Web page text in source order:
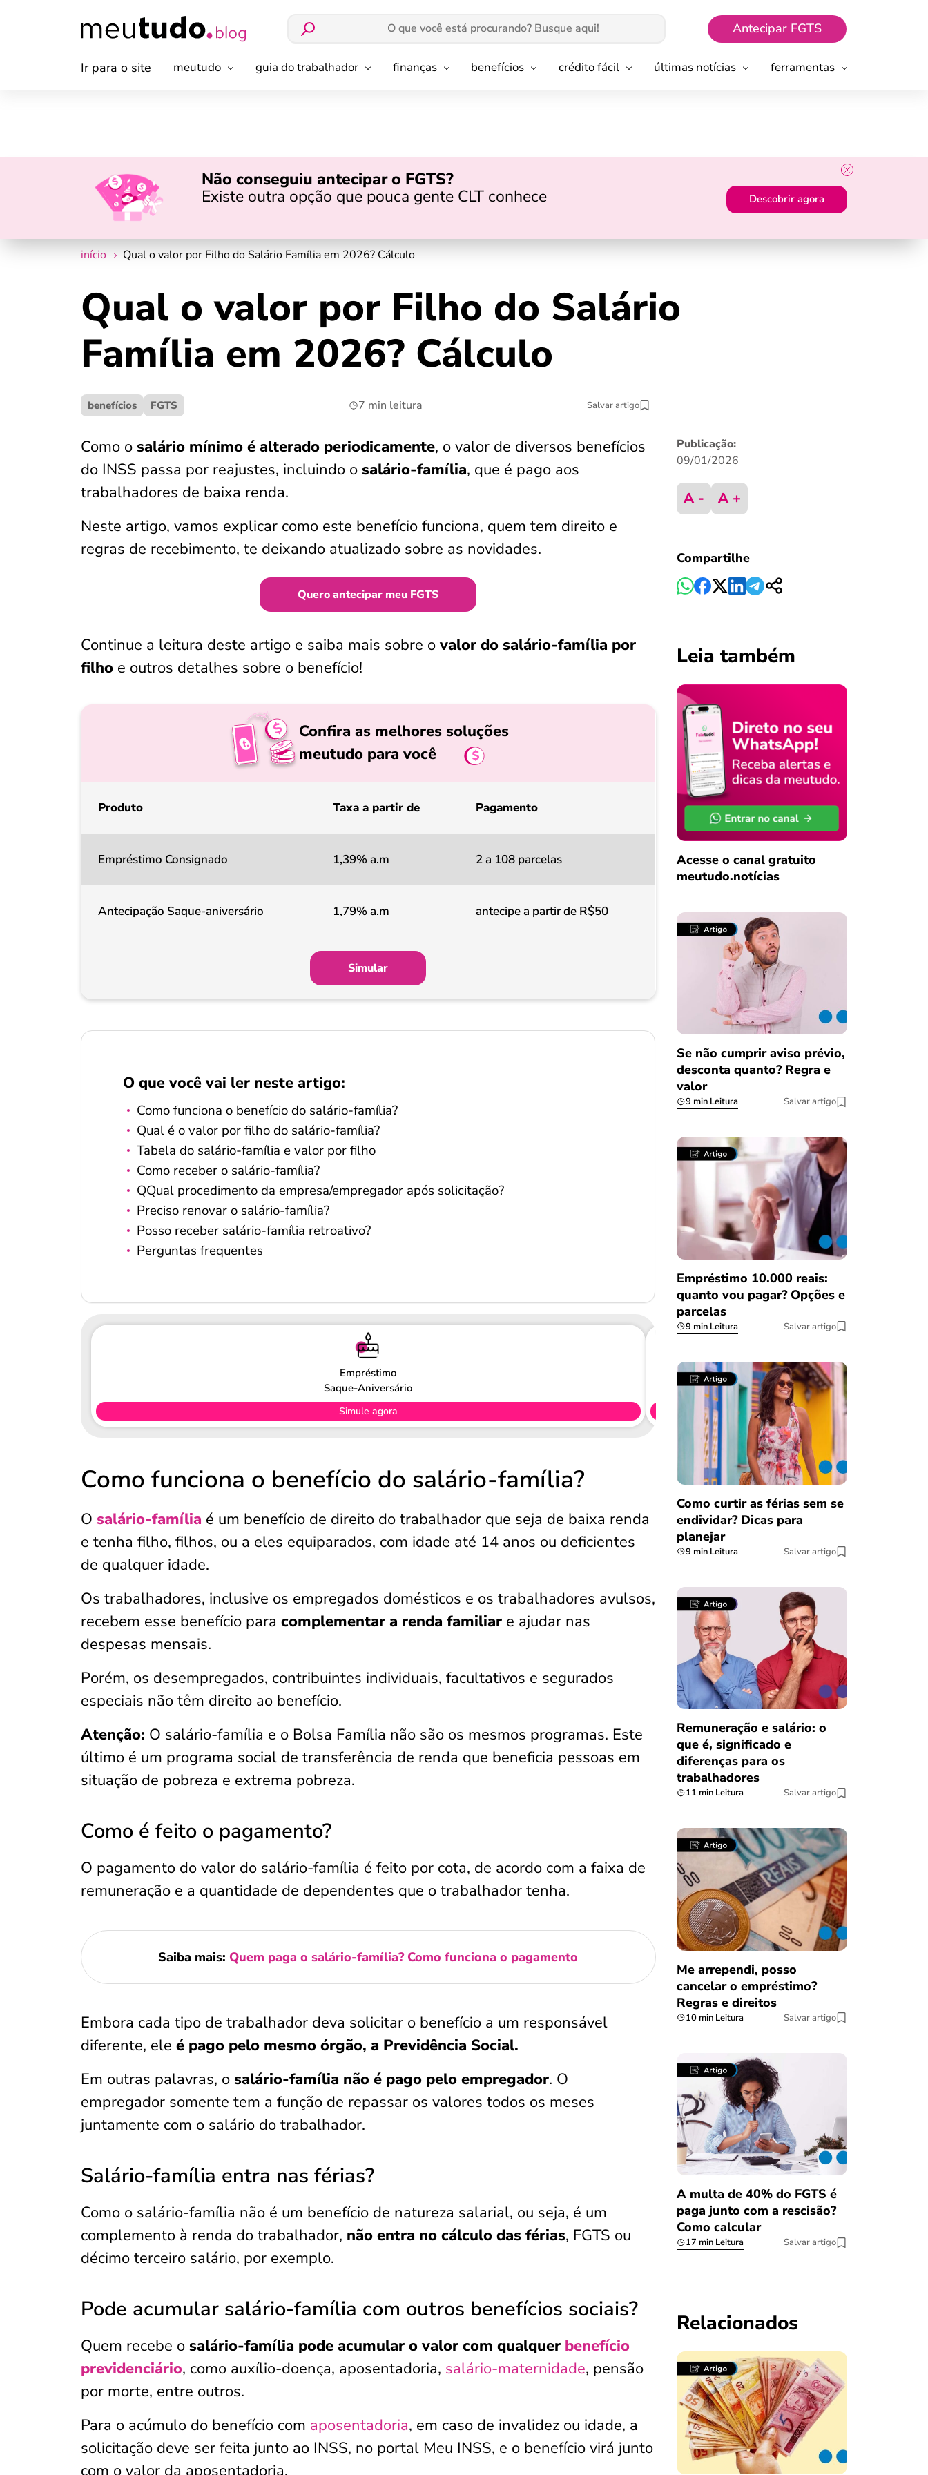
Antecipar FGTS
Ir para o site meutudo guia do trabalhador finanças benefícios crédito fácil últimas notícias ferramentas
Não conseguiu antecipar o FGTS?
Existe outra opção que pouca gente CLT conhece
Descobrir agora
início Qual o valor por Filho do Salário Família em 2026? Cálculo
Qual o valor por Filho do Salário
Família em 2026? Cálculo
benefícios FGTS 7 min leitura Salvar artigo
Como o salário mínimo é alterado periodicamente, o valor de diversos benefícios
do INSS passa por reajustes, incluindo o salário-família, que é pago aos
trabalhadores de baixa renda.
Neste artigo, vamos explicar como este benefício funciona, quem tem direito e
regras de recebimento, te deixando atualizado sobre as novidades.
Quero antecipar meu FGTS
Continue a leitura deste artigo e saiba mais sobre o valor do salário-família por
filho e outros detalhes sobre o benefício!
Confira as melhores soluções
meutudo para você
Produto Taxa a partir de Pagamento
Empréstimo Consignado 1,39% a.m 2 a 108 parcelas
Antecipação Saque-aniversário 1,79% a.m antecipe a partir de R$50
Simular
O que você vai ler neste artigo:
Como funciona o benefício do salário-família?
Qual é o valor por filho do salário-família?
Tabela do salário-família e valor por filho
Como receber o salário-família?
QQual procedimento da empresa/empregador após solicitação?
Preciso renovar o salário-família?
Posso receber salário-família retroativo?
Perguntas frequentes
Empréstimo
Saque-Aniversário
Simule agora
Como funciona o benefício do salário-família?
O salário-família é um benefício de direito do trabalhador que seja de baixa renda
e tenha filho, filhos, ou a eles equiparados, com idade até 14 anos ou deficientes
de qualquer idade.
Os trabalhadores, inclusive os empregados domésticos e os trabalhadores avulsos,
recebem esse benefício para complementar a renda familiar e ajudar nas
despesas mensais.
Porém, os desempregados, contribuintes individuais, facultativos e segurados
especiais não têm direito ao benefício.
Atenção: O salário-família e o Bolsa Família não são os mesmos programas. Este
último é um programa social de transferência de renda que beneficia pessoas em
situação de pobreza e extrema pobreza.
Como é feito o pagamento?
O pagamento do valor do salário-família é feito por cota, de acordo com a faixa de
remuneração e a quantidade de dependentes que o trabalhador tenha.
Saiba mais: Quem paga o salário-família? Como funciona o pagamento
Embora cada tipo de trabalhador deva solicitar o benefício a um responsável
diferente, ele é pago pelo mesmo órgão, a Previdência Social.
Em outras palavras, o salário-família não é pago pelo empregador. O
empregador somente tem a função de repassar os valores todos os meses
juntamente com o salário do trabalhador.
Salário-família entra nas férias?
Como o salário-família não é um benefício de natureza salarial, ou seja, é um
complemento à renda do trabalhador, não entra no cálculo das férias, FGTS ou
décimo terceiro salário, por exemplo.
Pode acumular salário-família com outros benefícios sociais?
Quem recebe o salário-família pode acumular o valor com qualquer benefício
previdenciário, como auxílio-doença, aposentadoria, salário-maternidade, pensão
por morte, entre outros.
Para o acúmulo do benefício com aposentadoria, em caso de invalidez ou idade, a
solicitação deve ser feita junto ao INSS, no portal Meu INSS, e o benefício virá junto
com o valor da aposentadoria.
Salvar Ferramenta
Publicação:
09/01/2026
A - A +
Compartilhe
Leia também
Acesse o canal gratuito
meutudo.notícias
Se não cumprir aviso prévio,
desconta quanto? Regra e
valor
9 min Leitura Salvar artigo
Empréstimo 10.000 reais:
quanto vou pagar? Opções e
parcelas
9 min Leitura Salvar artigo
Como curtir as férias sem se
endividar? Dicas para
planejar
9 min Leitura Salvar artigo
Remuneração e salário: o
que é, significado e
diferenças para os
trabalhadores
11 min Leitura Salvar artigo
Me arrependi, posso
cancelar o empréstimo?
Regras e direitos
10 min Leitura Salvar artigo
A multa de 40% do FGTS é
paga junto com a rescisão?
Como calcular
17 min Leitura Salvar artigo
Relacionados